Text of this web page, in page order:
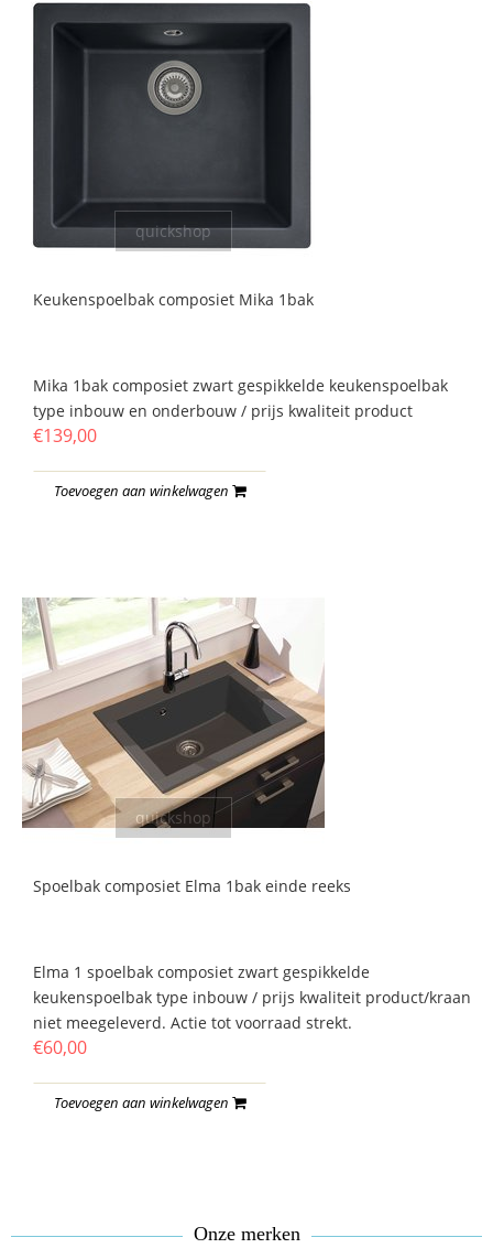
quickshop
Keukenspoelbak composiet Mika 1bak
Mika 1bak composiet zwart gespikkelde keukenspoelbak
type inbouw en onderbouw / prijs kwaliteit product
€139,00
Toevoegen aan winkelwagen
quickshop
Spoelbak composiet Elma 1bak einde reeks
Elma 1 spoelbak composiet zwart gespikkelde
keukenspoelbak type inbouw / prijs kwaliteit product/kraan
niet meegeleverd. Actie tot voorraad strekt.
€60,00
Toevoegen aan winkelwagen
Onze merken